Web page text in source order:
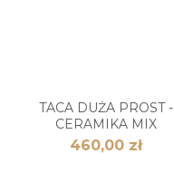
TACA DUŻA PROST -
CERAMIKA MIX
460,00 zł